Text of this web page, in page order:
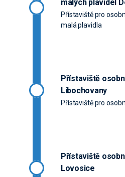
malých plavidel
Přístaviště pro
malá plavidla
Přístaviště
Libochovany
Přístaviště pro
Přístaviště
Lovosice